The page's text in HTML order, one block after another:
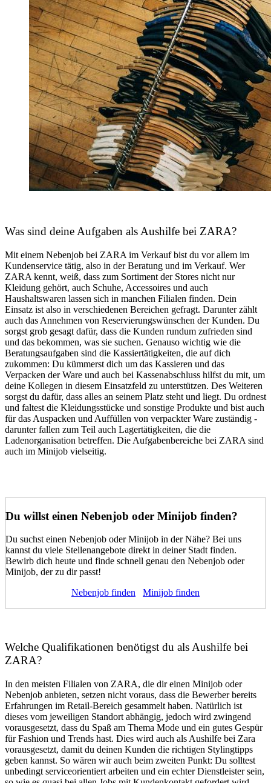
Was sind deine Aufgaben alsAushilfe bei ZARA?
Mit einem Nebenjob bei ZARA im Verkauf bist du vor allem im
Kundenservice tätig, also in der Beratung und im Verkauf. Wer
ZARA kennt, weiß, dass zum Sortiment der Stores nicht nur
Kleidung gehört, auch Schuhe, Accessoires und auch
Haushaltswaren lassen sich in manchen Filialen finden. Dein
Einsatz ist also in verschiedenen Bereichen gefragt. Darunter zählt
auch das Annehmen von Reservierungswünschen der Kunden. Du
sorgst grob gesagt dafür, dass die Kunden rundum zufrieden sind
und das bekommen, was sie suchen. Genauso wichtig wie die
Beratungsaufgaben sind die Kassiertätigkeiten, die auf dich
zukommen: Du kümmerst dich um das Kassieren und das
Verpacken der Ware und auch bei Kassenabschluss hilfst du mit, um
deine Kollegen in diesem Einsatzfeld zu unterstützen. Des Weiteren
sorgst du dafür, dass alles an seinem Platz steht und liegt. Du ordnest
und faltest die Kleidungsstücke und sonstige Produkte und bist auch
für das Auspacken und Auffüllen von verpackter Ware zuständig -
darunter fallen zum Teil auch Lagertätigkeiten, die die
Ladenorganisation betreffen. Die Aufgabenbereiche bei ZARA sind
auch im Minijob vielseitig.
Du willst einen Nebenjob oder Minijob finden?
Du suchst einen Nebenjob oder Minijob in der Nähe? Bei uns
kannst du viele Stellenangebote direkt in deiner Stadt finden.
Bewirb dich heute und finde schnell genau den Nebenjob oder
Minijob, der zu dir passt!
Nebenjob finden
Minijob finden
Welche Qualifikationen benötigst du als Aushilfe bei
ZARA?
In den meisten Filialen von ZARA, die dir einen Minijob oder
Nebenjob anbieten, setzen nicht voraus, dass die Bewerber bereits
Erfahrungen im Retail-Bereich gesammelt haben. Natürlich ist
dieses vom jeweiligen Standort abhängig, jedoch wird zwingend
vorausgesetzt, dass du Spaß am Thema Mode und ein gutes Gespür
für Fashion und Trends hast. Dies wird auch als Aushilfe bei Zara
vorausgesetzt, damit du deinen Kunden die richtigen Stylingtipps
geben kannst. So wären wir auch beim zweiten Punkt: Du solltest
unbedingt serviceorientiert arbeiten und ein echter Dienstleister sein,